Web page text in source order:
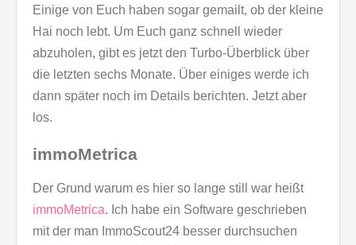
Einige von Euch haben sogar gemailt, ob der kleine
Hai noch lebt. Um Euch ganz schnell wieder
abzuholen, gibt es jetzt den Turbo-Überblick über
die letzten sechs Monate. Über einiges werde ich
dann später noch im Details berichten. Jetzt aber
los.
immoMetrica
Der Grund warum es hier so lange still war heißt
immoMetrica. Ich habe ein Software geschrieben
mit der man ImmoScout24 besser durchsuchen